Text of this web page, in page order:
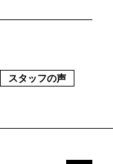
スタッフの声